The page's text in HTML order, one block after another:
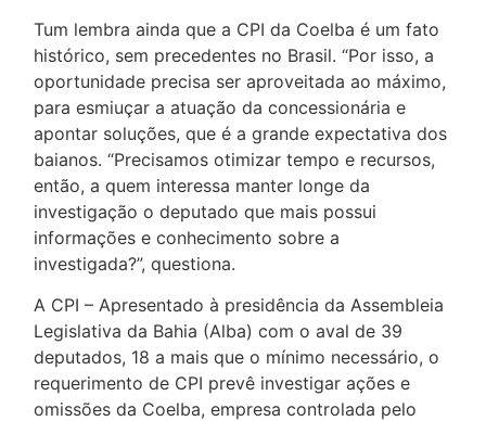
Tum lembra ainda que a CPI da Coelba é um fato
histórico, sem precedentes no Brasil. “Por isso, a
oportunidade precisa ser aproveitada ao máximo,
para esmiuçar a atuação da concessionária e
apontar soluções, que é a grande expectativa dos
baianos. “Precisamos otimizar tempo e recursos,
então, a quem interessa manter longe da
investigação o deputado que mais possui
informações e conhecimento sobre a
investigada?”, questiona.
A CPI – Apresentado à presidência da Assembleia
Legislativa da Bahia (Alba) com o aval de 39
deputados, 18 a mais que o mínimo necessário, o
requerimento de CPI prevê investigar ações e
omissões da Coelba, empresa controlada pelo